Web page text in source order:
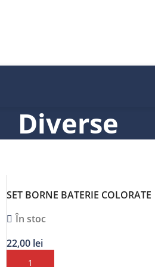
Diverse
SET BORNE BATERIE COLORATE
În stoc
22,00 lei
ADAUGĂ ÎN COȘ